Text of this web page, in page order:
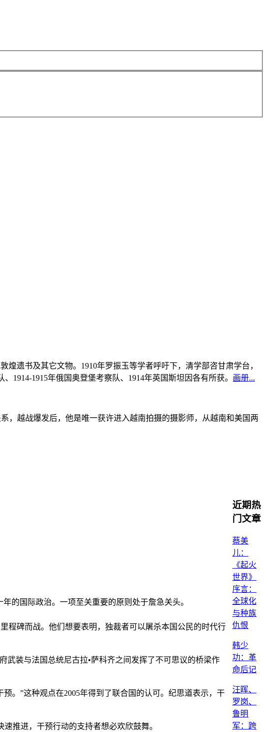
煌遗书及其它文物。1910年罗振玉等学者呼吁下，清学部咨甘肃学台，
1914-1915年俄国奥登堡考察队、1914年英国斯坦因各有所获。 画册...
，越战爆发后，他是唯一获许进入越南拍摄的摄影师，从越南和美国两
的国际政治。一项至关重要的原则处于詹急关头。
程碑而战。他们想要表明，独裁者可以屠杀本国公民的时代行
武装与法国总统尼古拉•萨科齐之间发挥了不可思议的桥梁作
。”这种观点在2005年得到了联合国的认可。纪思道表示，干
推进，干预行动的支持者想必欢欣鼓舞。
近期热
门文章
蔡美
儿：
《起火
世界》
序言：
全球化
与种族
仇恨
韩少
功：革
命后记
汪晖、
罗岗、
鲁明
军：跨